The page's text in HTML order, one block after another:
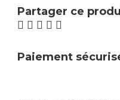
Partager ce
Paiement